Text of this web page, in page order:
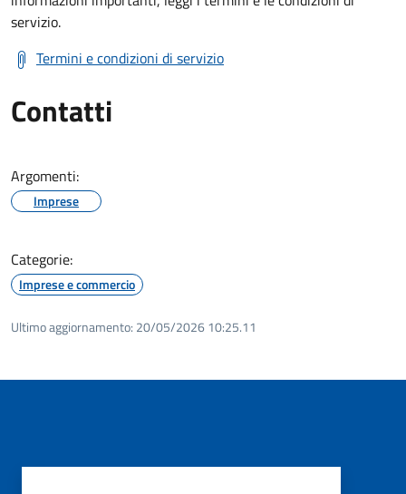
servizio.
Termini e condizioni di servizio
Contatti
Argomenti:
Imprese
Categorie:
Imprese e commercio
Ultimo aggiornamento: 20/05/2026 10:25.11